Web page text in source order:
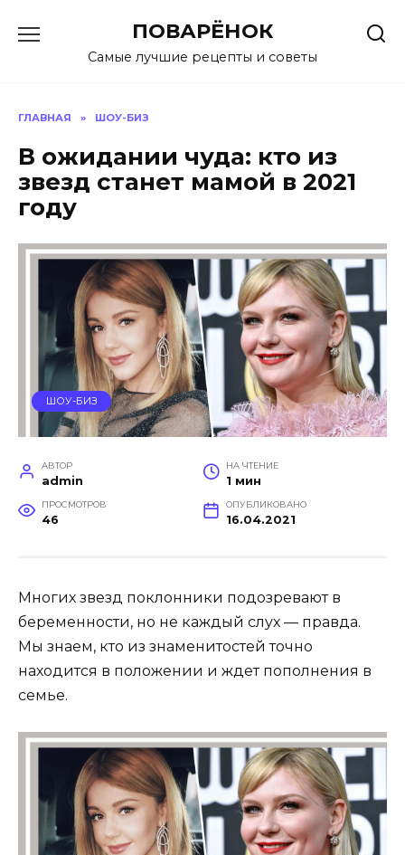
содержанию
ПОВАРЁНОК
Самые лучшие рецепты и советы
ГЛАВНАЯ » ШОУ-БИЗ
В ожидании чуда: кто из
звезд станет мамой в 2021
году
ШОУ-БИЗ
АВТОР
admin
НА ЧТЕНИЕ
1 мин
ПРОСМОТРОВ
46
ОПУБЛИКОВАНО
16.04.2021
Многих звезд поклонники подозревают в
беременности, но не каждый слух — правда.
Мы знаем, кто из знаменитостей точно
находится в положении и ждет пополнения в
семье.